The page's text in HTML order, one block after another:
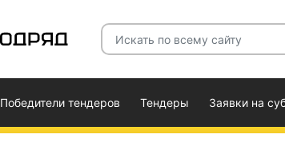
Победители тендеров Тендеры Заявки на